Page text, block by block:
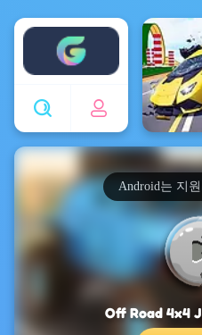
Enjoy4fun
Android는 지
Off Road 4x4